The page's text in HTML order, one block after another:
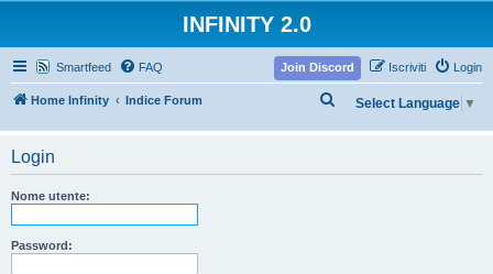
INFINITY 2.0
Smartfeed FAQ Login
Iscriviti
Join Discord
Home Infinity Indice Forum Select Language ▼
c
Login
Nome utente:
Password: